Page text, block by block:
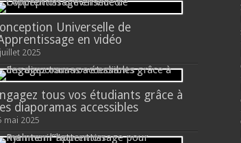
Universelle de
en vidéo
2025
tous vos étudiants grâce à
diaporamas accessibles
mai 2025